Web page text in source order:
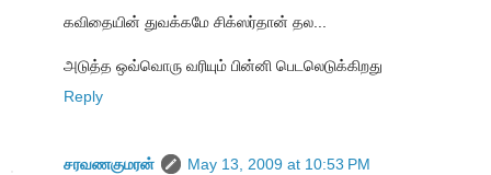
கவிதையின் துவக்கமே சிக்ஸர்தான் தல...
அடுத்த ஒவ்வொரு வரியும் பின்னி பெடலெடுக்கிறது
Reply
சரவணகுமரன்
May 13, 2009 at 10:53 PM